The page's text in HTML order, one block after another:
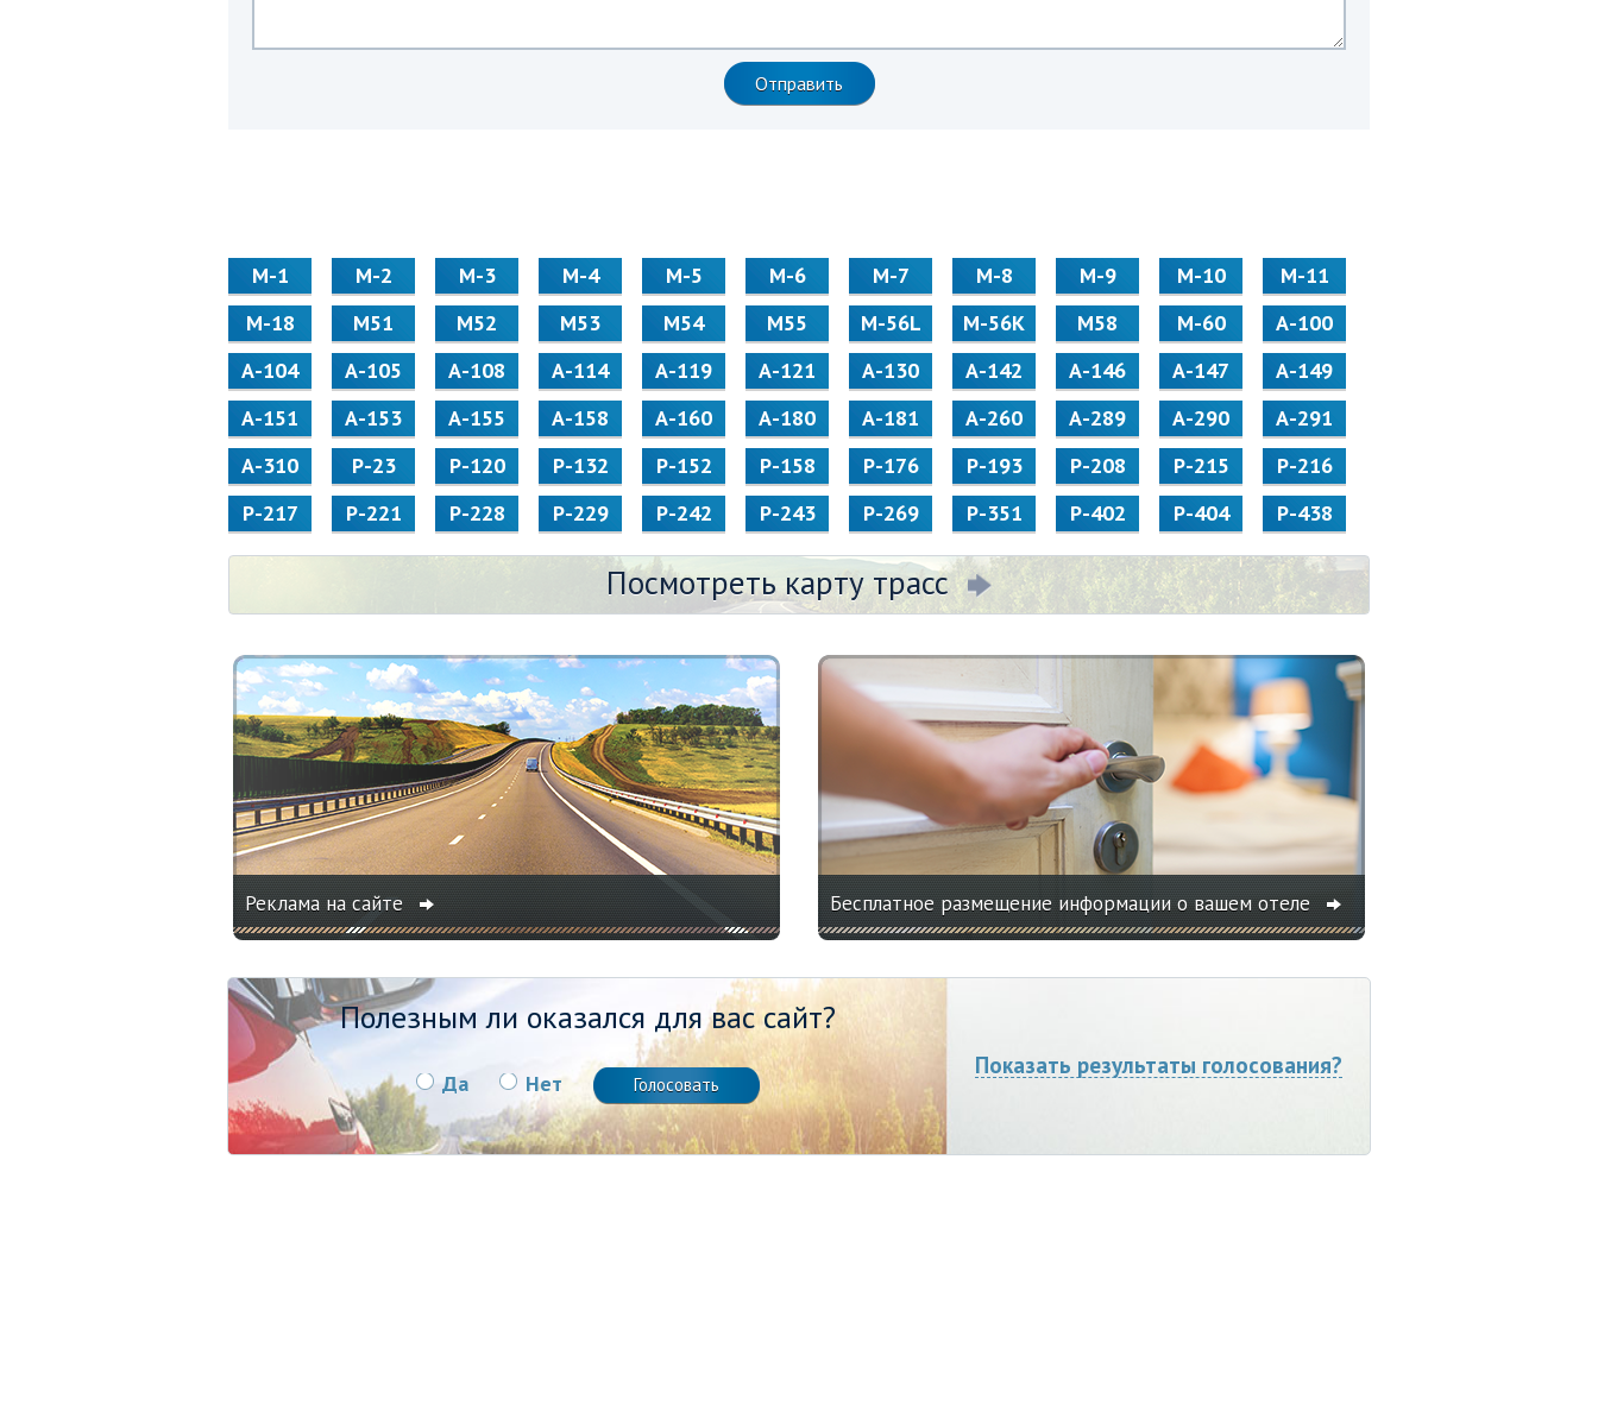
М-1 М-2 М-3 М-4 М-5 М-6 М-7 М-8 М-9 М-10
М-11
М-18
М51 М52 М53 М54 М55 M-56L M-56K М58 M-60
А-100
А-104
А-105 А-108 А-114 А-119 А-121 А-130 А-142 А-146 А-147
А-149
А-151
А-153 А-155 А-158 А-160 А-180 А-181 А-260 А-289 А-290
А-291
А-310
Р-23 Р-120 Р-132 Р-152 Р-158 Р-176 Р-193 Р-208 Р-215
Р-216
Р-217
Р-221 Р-228 Р-229 Р-242 Р-243 Р-269 Р-351 Р-402 Р-404 Р-438
Посмотреть карту трасс
Реклама на сайте Бесплатное размещение информации о вашем отеле
Полезным ли оказался для вас сайт?
Да Нет
Показать результаты голосования?